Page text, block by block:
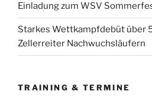
Einladung zum WSV
Starkes Wettkampfdebüt über
Zellerreiter Nachwuchsläufern
TRAINING & TERMINE